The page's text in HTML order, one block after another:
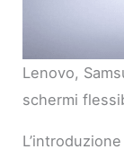
Lenovo,
schermi